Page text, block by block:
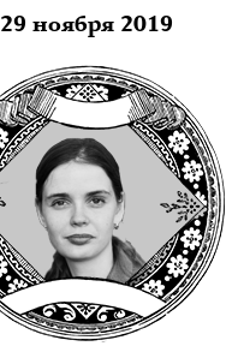
29 ноября 2019